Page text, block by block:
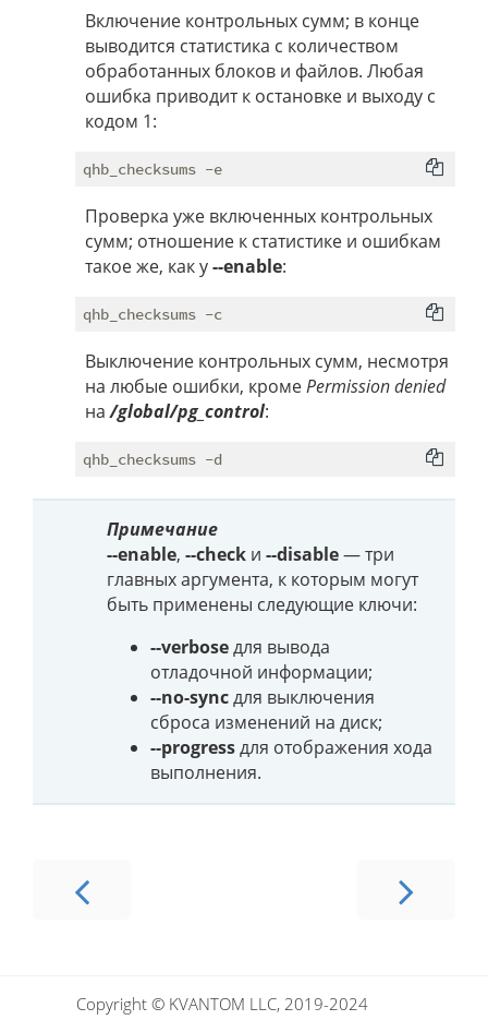
Включение контрольных сумм; в конце
выводится статистика с количеством
обработанных блоков и файлов. Любая
ошибка приводит к остановке и выходу с
кодом 1:
Проверка уже включенных контрольных
сумм; отношение к статистике и ошибкам
такое же, как у--enable:
Выключение контрольных сумм, несмотря
на любые ошибки, кромеPermission denied
на/global/pg_control:
Примечание
--enable, --check и --disable— три
главных аргумента, к которым могут
быть применены следующие ключи:
--verboseдля вывода
отладочной информации;
--no-syncдля выключения
сброса изменений на диск;
--progressдля отображения хода
выполнения.
Copyright © KVANTOM LLC, 2019-2024